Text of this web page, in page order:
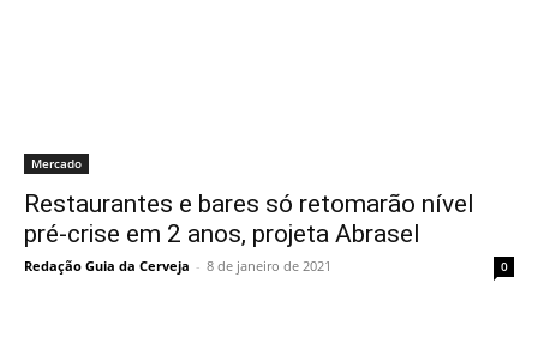
Mercado
Restaurantes e bares só retomarão nível
pré-crise em 2 anos, projeta Abrasel
Redação Guia da Cerveja - 8 de janeiro de 2021 0